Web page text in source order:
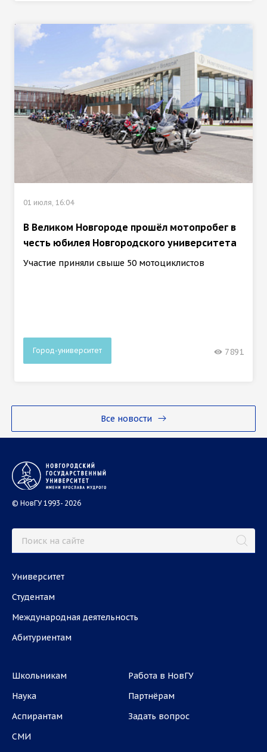
Все новости
01 июля, 16:04
В Великом Новгороде прошёл мотопробег в
честь юбилея Новгородского университета
Участие приняли свыше 50 мотоциклистов
Город-университет 7891
© НовГУ 1993- 2026
Университет
Студентам
Международная деятельность
Абитуриентам
Школьникам
Наука
Аспирантам
СМИ
Работа в НовГУ
Партнёрам
Задать вопрос